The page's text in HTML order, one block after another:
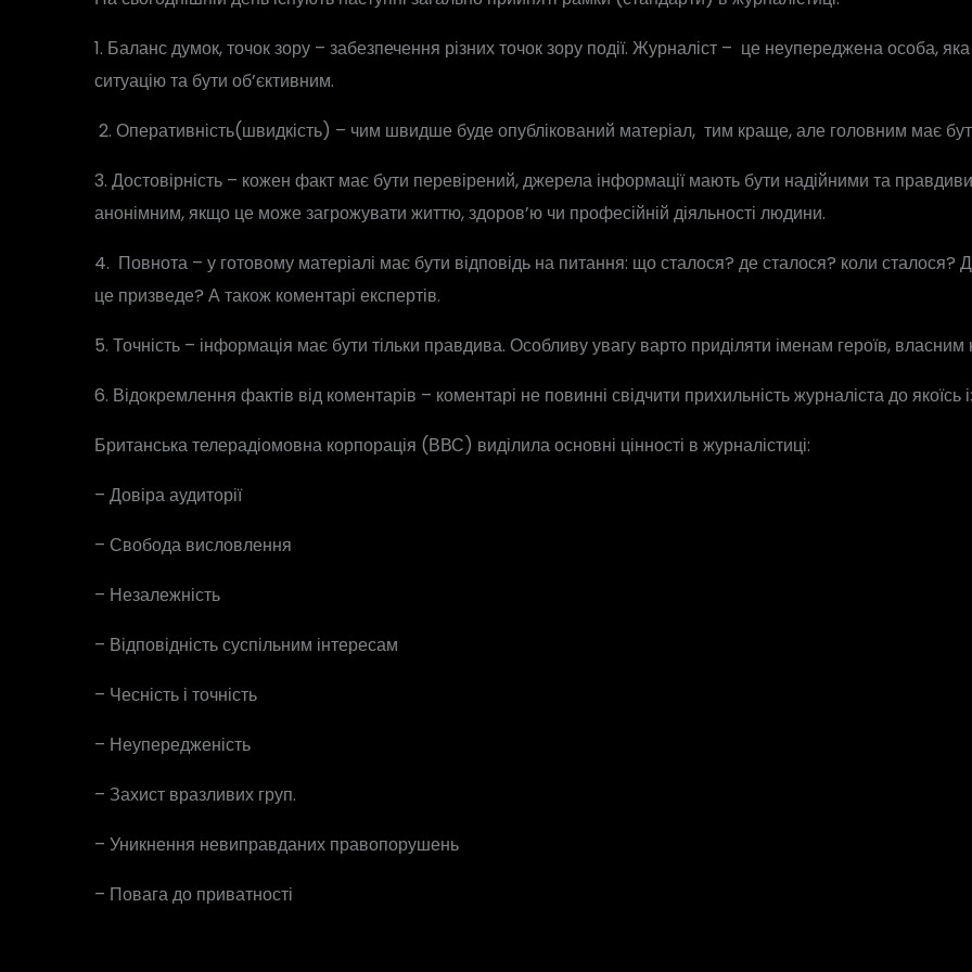
1. Баланс думок, точок зору – забезпечення різних точок зору події. Журналіст – це неупереджена особа,
ситуацію та бути об’єктивним.
2. Оперативність(швидкість) – чим швидше буде опублікований матеріал, тим краще, але головним має
3. Достовірність – кожен факт має бути перевірений, джерела інформації мають бути надійними та
анонімним, якщо це може загрожувати життю, здоров’ю чи професійній діяльності людини.
4. Повнота – у готовому матеріалі має бути відповідь на питання: що сталося? де сталося? коли сталося?
це призведе? А також коментарі експертів.
5. Точність – інформація має бути тільки правдива. Особливу увагу варто приділяти іменам героїв,
6. Відокремлення фактів від коментарів – коментарі не повинні свідчити прихильність журналіста до якоїсь
Британська телерадіомовна корпорація (ВВС) виділила основні цінності в журналістиці:
– Довіра аудиторії
– Свобода висловлення
– Незалежність
– Відповідність суспільним інтересам
– Чесність і точність
– Неупередженість
– Захист вразливих груп.
– Уникнення невиправданих правопорушень
– Повага до приватності